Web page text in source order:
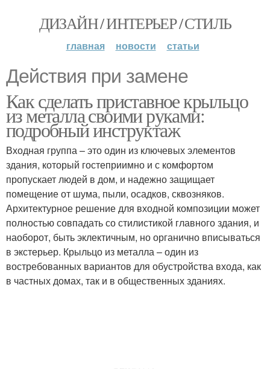
ДИЗАЙН / ИНТЕРЬЕР / СТИЛЬ
главная новости статьи
Действия при замене
Как сделать приставное крыльцо
из металла своими руками:
подробный инструктаж
Входная группа – это один из ключевых элементов
здания, который гостеприимно и с комфортом
пропускает людей в дом, и надежно защищает
помещение от шума, пыли, осадков, сквозняков.
Архитектурное решение для входной композиции может
полностью совпадать со стилистикой главного здания, и
наоборот, быть эклектичным, но органично вписываться
в экстерьер. Крыльцо из металла – один из
востребованных вариантов для обустройства входа, как
в частных домах, так и в общественных зданиях.